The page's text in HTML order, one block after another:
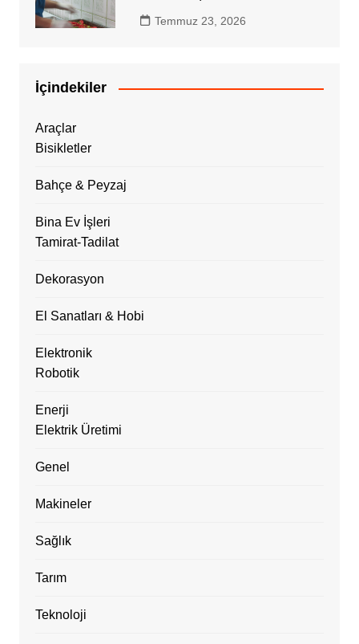
Temmuz 23, 2026
İçindekiler
Araçlar
Bisikletler
Bahçe & Peyzaj
Bina Ev İşleri
Tamirat-Tadilat
Dekorasyon
El Sanatları & Hobi
Elektronik
Robotik
Enerji
Elektrik Üretimi
Genel
Makineler
Sağlık
Tarım
Teknoloji